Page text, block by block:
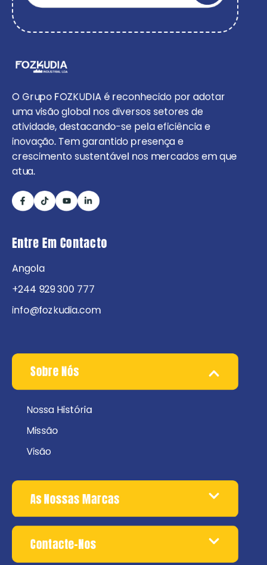
O Grupo FOZKUDIA é reconhecido por adotar
uma visão global nos diversos setores de
atividade, destacando-se pela eficiência e
inovação. Tem garantido presença e
crescimento sustentável nos mercados em que
atua.
Entre Em Contacto
Angola
+244 929 300 777
info@fozkudia.com
Sobre Nós
Nossa História
Missão
Visão
As Nossas Marcas
Contacte-Nos